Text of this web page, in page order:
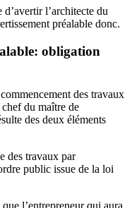
d’avertir l’architecte du
préalable donc.
obligation
des travaux
du maître de
des deux éléments
des travaux par
public issue de la loi
l’entrepreneur qui aura